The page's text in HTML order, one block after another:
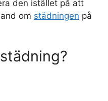
den istället på att
om städningen på